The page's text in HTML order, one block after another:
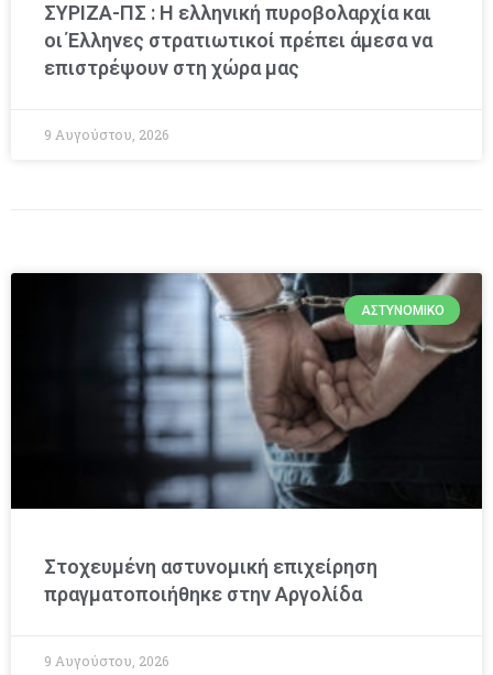
ΣΥΡΙΖΑ-ΠΣ : Η ελληνική πυροβολαρχία και
οι Έλληνες στρατιωτικοί πρέπει άμεσα να
επιστρέψουν στη χώρα μας
9 Αυγούστου, 2026
ΑΣΤΥΝΟΜΙΚΌ
Στοχευμένη αστυνομική επιχείρηση
πραγματοποιήθηκε στην Αργολίδα
9 Αυγούστου, 2026